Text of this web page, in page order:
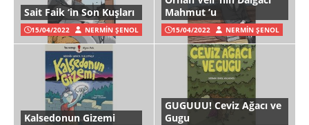
Sait Faik ‘in Son Kuşları
15/04/2022 NERMIN ŞENOL
Mahmut ’u
15/04/2022 NERMIN ŞENOL
Kalsedonun Gizemi
GUGUUU! Ceviz Ağacı ve
Gugu